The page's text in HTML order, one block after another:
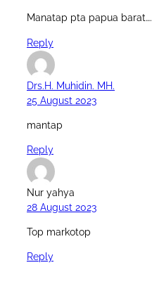
Manatap pta papua barat….
Reply
Drs.H. Muhidin. MH.
25 August 2023
mantap
Reply
Nur yahya
28 August 2023
Top markotop
Reply